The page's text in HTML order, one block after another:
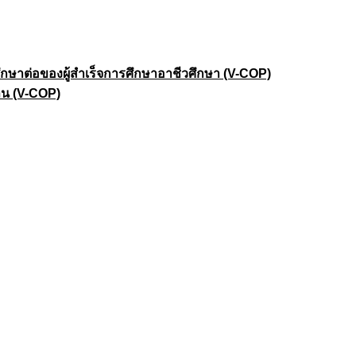
าต่อของผู้สำเร็จการศึกษาอาชีวศึกษา (V-COP)
(V-COP)